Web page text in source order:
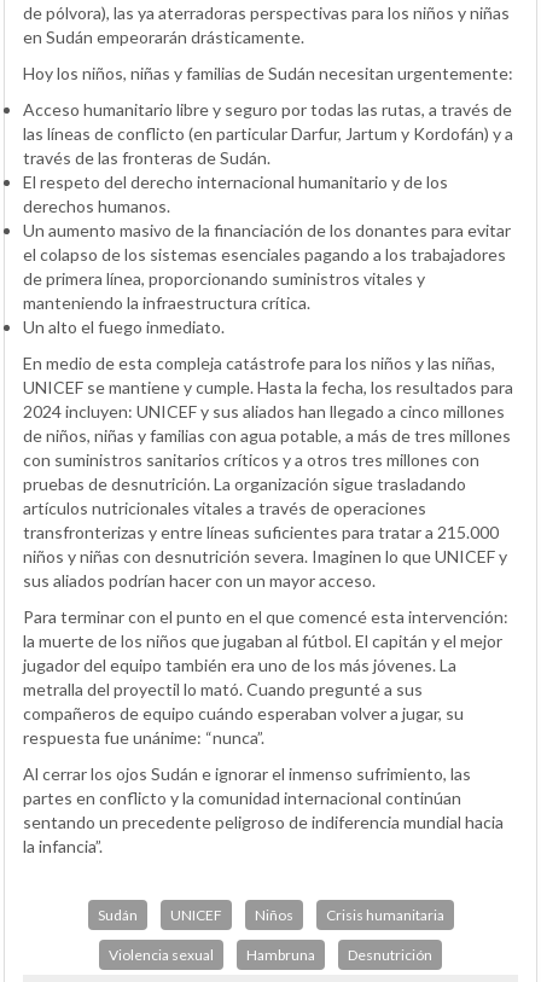
de pólvora), las ya aterradoras perspectivas para los niños y niñas
en Sudán empeorarán drásticamente.
Hoy los niños, niñas y familias de Sudán necesitan urgentemente:
Acceso humanitario libre y seguro por todas las rutas, a través de
las líneas de conflicto (en particular Darfur, Jartum y Kordofán) y a
través de las fronteras de Sudán.
El respeto del derecho internacional humanitario y de los
derechos humanos.
Un aumento masivo de la financiación de los donantes para evitar
el colapso de los sistemas esenciales pagando a los trabajadores
de primera línea, proporcionando suministros vitales y
manteniendo la infraestructura crítica.
Un alto el fuego inmediato.
En medio de esta compleja catástrofe para los niños y las niñas,
UNICEF se mantiene y cumple. Hasta la fecha, los resultados para
2024 incluyen: UNICEF y sus aliados han llegado a cinco millones
de niños, niñas y familias con agua potable, a más de tres millones
con suministros sanitarios críticos y a otros tres millones con
pruebas de desnutrición. La organización sigue trasladando
artículos nutricionales vitales a través de operaciones
transfronterizas y entre líneas suficientes para tratar a 215.000
niños y niñas con desnutrición severa. Imaginen lo que UNICEF y
sus aliados podrían hacer con un mayor acceso.
Para terminar con el punto en el que comencé esta intervención:
la muerte de los niños que jugaban al fútbol. El capitán y el mejor
jugador del equipo también era uno de los más jóvenes. La
metralla del proyectil lo mató. Cuando pregunté a sus
compañeros de equipo cuándo esperaban volver a jugar, su
respuesta fue unánime: “nunca”.
Al cerrar los ojos Sudán e ignorar el inmenso sufrimiento, las
partes en conflicto y la comunidad internacional continúan
sentando un precedente peligroso de indiferencia mundial hacia
la infancia”.
Sudán UNICEF Niños Crisis humanitaria
Violencia sexual Hambruna Desnutrición